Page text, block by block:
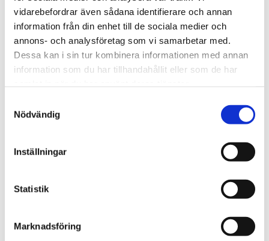
vidarebefordrar även sådana identifierare och annan
information från din enhet till de sociala medier och
annons- och analysföretag som vi samarbetar med.
Dessa kan i sin tur kombinera informationen med annan
information som du har tillhandahållit eller som de har
Nödvändig
Inställningar
Statistik
Marknadsföring
15 210,00KR
Antal
Lagervara
Artikelnr
20251216